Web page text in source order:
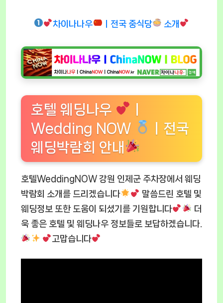
차이나나우 ㅣ전국 중식당 소개
호텔 웨딩나우
Wedding NOW
ㅣ전국
웨딩박람회 안내
호텔WeddingNOW 강원 인제군 주차장에서 웨딩
박람회 소개를 드리겠습니다
말씀드린 호텔 및
웨딩정보 또한 도움이 되셨기를 기원합니다
더
욱 좋은 호텔 및 웨딩나우 정보들로 보답하겠습니다.
고맙습니다